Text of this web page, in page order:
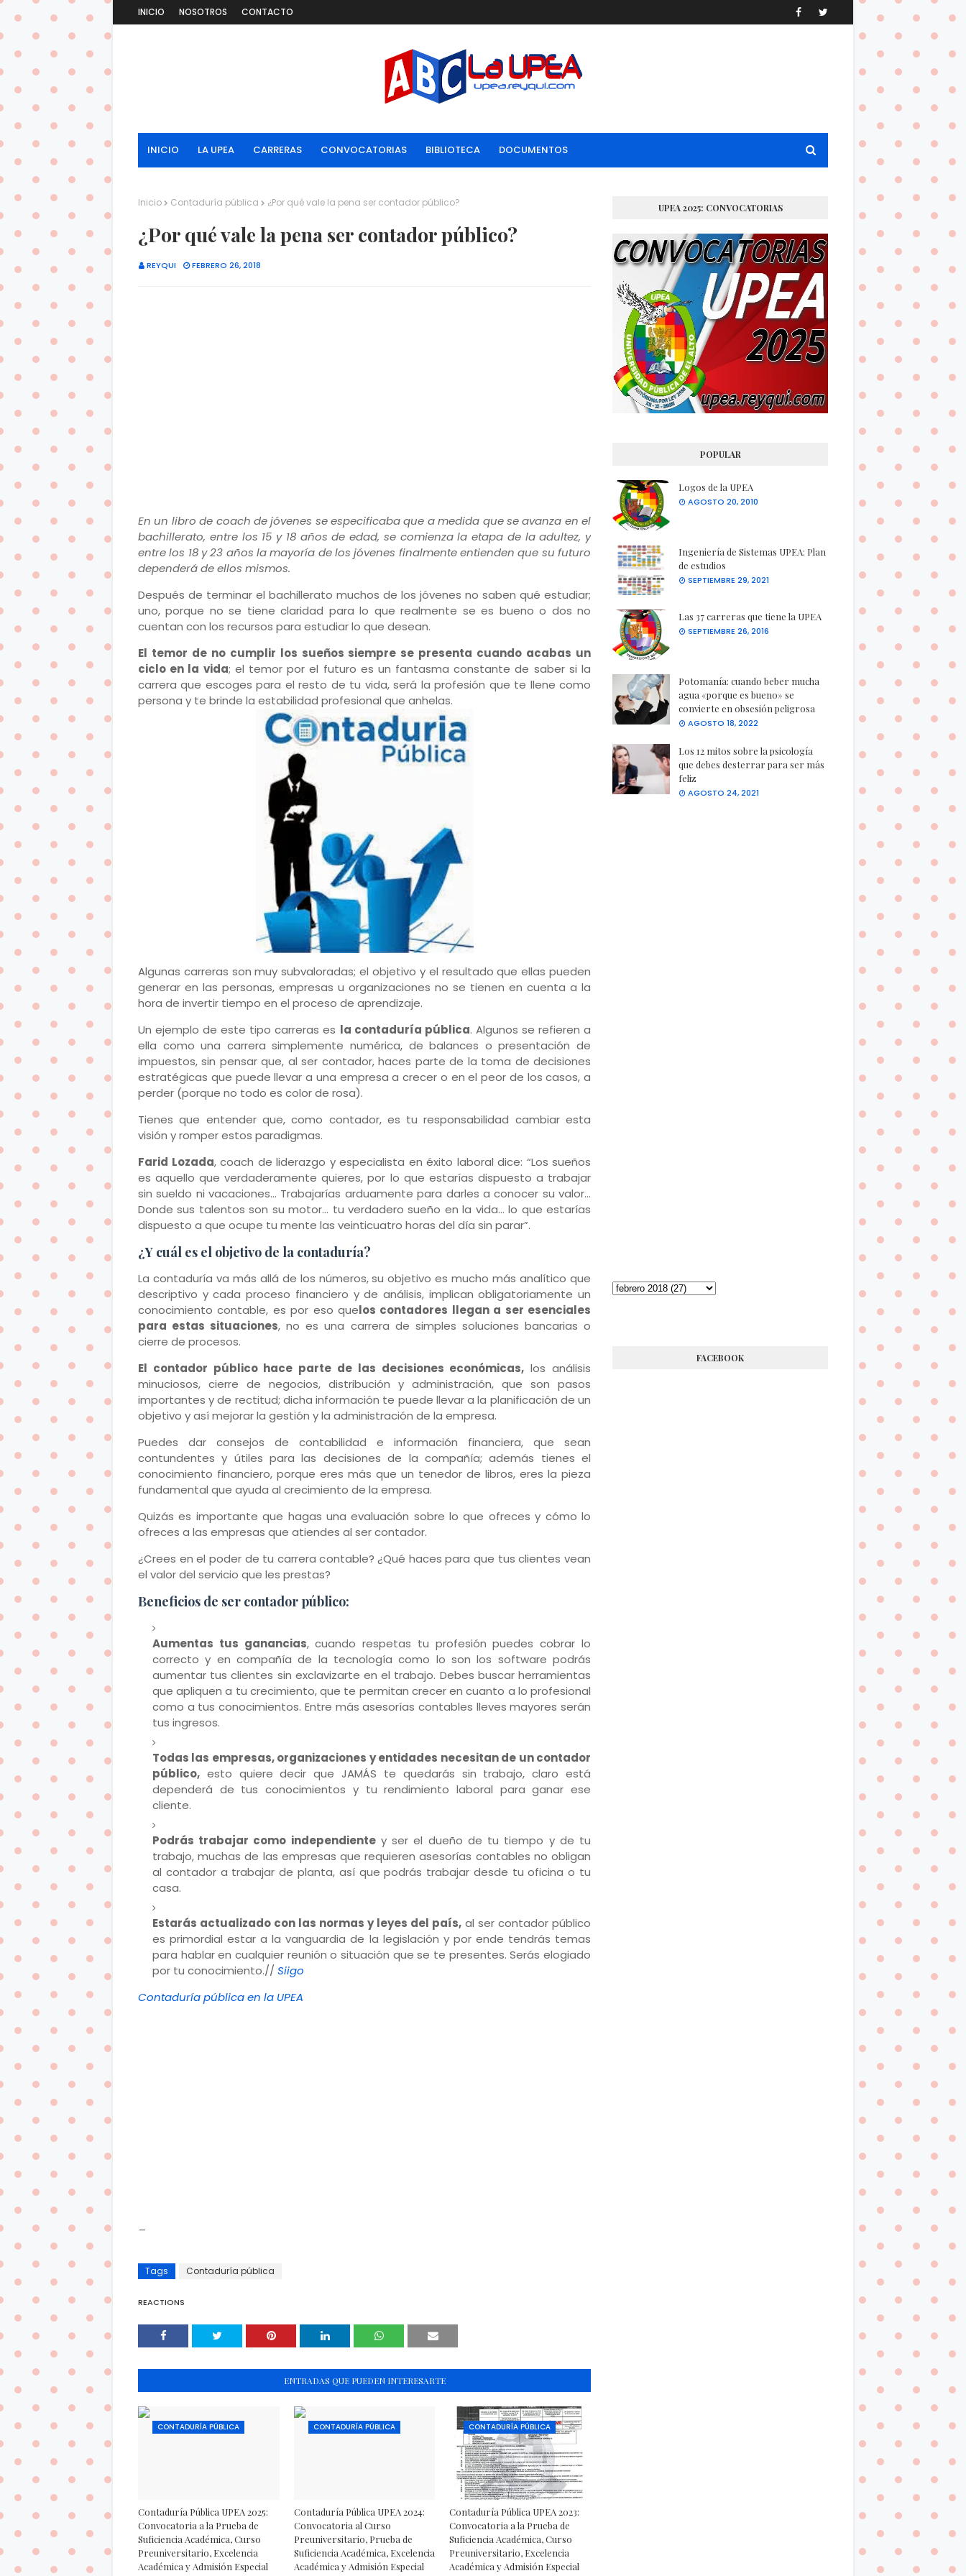
INICIO NOSOTROS CONTACTO
INICIO LA UPEA CARRERAS CONVOCATORIAS BIBLIOTECA DOCUMENTOS
Inicio Contaduría pública ¿Por qué vale la pena ser contador público?
¿Por qué vale la pena ser contador público?
REYQUI FEBRERO 26, 2018
En un libro de coach de jóvenes se especificaba que a medida que se avanza en el
bachillerato, entre los 15 y 18 años de edad, se comienza la etapa de la adultez, y
entre los 18 y 23 años la mayoría de los jóvenes finalmente entienden que su futuro
dependerá de ellos mismos.
Después de terminar el bachillerato muchos de los jóvenes no saben qué estudiar;
uno, porque no se tiene claridad para lo que realmente se es bueno o dos no
cuentan con los recursos para estudiar lo que desean.
El temor de no cumplir los sueños siempre se presenta cuando acabas un
ciclo en la vida; el temor por el futuro es un fantasma constante de saber si la
carrera que escoges para el resto de tu vida, será la profesión que te llene como
persona y te brinde la estabilidad profesional que anhelas.
Algunas carreras son muy subvaloradas; el objetivo y el resultado que ellas pueden
generar en las personas, empresas u organizaciones no se tienen en cuenta a la
hora de invertir tiempo en el proceso de aprendizaje.
Un ejemplo de este tipo carreras es la contaduría pública. Algunos se refieren a
ella como una carrera simplemente numérica, de balances o presentación de
impuestos, sin pensar que, al ser contador, haces parte de la toma de decisiones
estratégicas que puede llevar a una empresa a crecer o en el peor de los casos, a
perder (porque no todo es color de rosa).
Tienes que entender que, como contador, es tu responsabilidad cambiar esta
visión y romper estos paradigmas.
Farid Lozada, coach de liderazgo y especialista en éxito laboral dice: “Los sueños
es aquello que verdaderamente quieres, por lo que estarías dispuesto a trabajar
sin sueldo ni vacaciones… Trabajarías arduamente para darles a conocer su valor…
Donde sus talentos son su motor… tu verdadero sueño en la vida… lo que estarías
dispuesto a que ocupe tu mente las veinticuatro horas del día sin parar”.
¿Y cuál es el objetivo de la contaduría?
La contaduría va más allá de los números, su objetivo es mucho más analítico que
descriptivo y cada proceso financiero y de análisis, implican obligatoriamente un
conocimiento contable, es por eso quelos contadores llegan a ser esenciales
para estas situaciones, no es una carrera de simples soluciones bancarias o
cierre de procesos.
El contador público hace parte de las decisiones económicas, los análisis
minuciosos, cierre de negocios, distribución y administración, que son pasos
importantes y de rectitud; dicha información te puede llevar a la planificación de un
objetivo y así mejorar la gestión y la administración de la empresa.
Puedes dar consejos de contabilidad e información financiera, que sean
contundentes y útiles para las decisiones de la compañía; además tienes el
conocimiento financiero, porque eres más que un tenedor de libros, eres la pieza
fundamental que ayuda al crecimiento de la empresa.
Quizás es importante que hagas una evaluación sobre lo que ofreces y cómo lo
ofreces a las empresas que atiendes al ser contador.
¿Crees en el poder de tu carrera contable? ¿Qué haces para que tus clientes vean
el valor del servicio que les prestas?
Beneficios de ser contador público:
Aumentas tus ganancias, cuando respetas tu profesión puedes cobrar lo
correcto y en compañía de la tecnología como lo son los software podrás
aumentar tus clientes sin exclavizarte en el trabajo. Debes buscar herramientas
que apliquen a tu crecimiento, que te permitan crecer en cuanto a lo profesional
como a tus conocimientos. Entre más asesorías contables lleves mayores serán
tus ingresos.
Todas las empresas, organizaciones y entidades necesitan de un contador
público, esto quiere decir que JAMÁS te quedarás sin trabajo, claro está
dependerá de tus conocimientos y tu rendimiento laboral para ganar ese
cliente.
Podrás trabajar como independientey ser el dueño de tu tiempo y de tu
trabajo, muchas de las empresas que requieren asesorías contables no obligan
al contador a trabajar de planta, así que podrás trabajar desde tu oficina o tu
casa.
Estarás actualizado con las normas y leyes del país, al ser contador público
es primordial estar a la vanguardia de la legislación y por ende tendrás temas
para hablar en cualquier reunión o situación que se te presentes. Serás elogiado
por tu conocimiento.// Siigo
Contaduría pública en la UPEA
Tags Contaduría pública
REACTIONS
ENTRADAS QUE PUEDEN INTERESARTE
CONTADURÍA PÚBLICA
Contaduría Pública UPEA 2025:
Convocatoria a la Prueba de
Suficiencia Académica, Curso
Preuniversitario, Excelencia
Académica y Admisión Especial
CONTADURÍA PÚBLICA
Contaduría Pública UPEA 2024:
Convocatoria al Curso
Preuniversitario, Prueba de
Suficiencia Académica, Excelencia
Académica y Admisión Especial
CONTADURÍA PÚBLICA
Contaduría Pública UPEA 2023:
Convocatoria a la Prueba de
Suficiencia Académica, Curso
Preuniversitario, Excelencia
Académica y Admisión Especial
UPEA 2025: CONVOCATORIAS
POPULAR
Logos de la UPEA
AGOSTO 20, 2010
Ingeniería de Sistemas UPEA: Plan
de estudios
SEPTIEMBRE 29, 2021
Las 37 carreras que tiene la UPEA
SEPTIEMBRE 26, 2016
Potomanía: cuando beber mucha
agua «porque es bueno» se
convierte en obsesión peligrosa
AGOSTO 18, 2022
Los 12 mitos sobre la psicología
que debes desterrar para ser más
feliz
AGOSTO 24, 2021
FACEBOOK